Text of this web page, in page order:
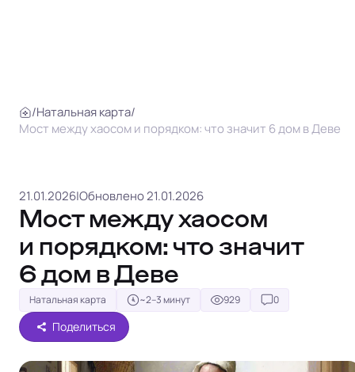
/Натальная карта/
Мост между хаосом и порядком: что значит 6 дом в Деве
21.01.2026|Обновлено 21.01.2026
Мост между хаосом
и порядком: что значит
6 дом в Деве
Натальная карта ~2–3 минут 929 0
Поделиться